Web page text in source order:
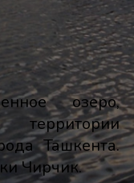
озеро,
Ташкента.
Чирчик.